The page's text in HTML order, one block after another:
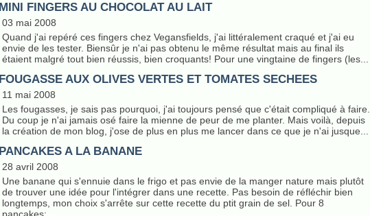
MINI FINGERS AU CHOCOLAT AU LAIT
03 mai 2008
Quand j'ai repéré ces fingers chez Vegansfields, j'ai littéralement craqué et j'ai eu
envie de les tester. Biensûr je n'ai pas obtenu le même résultat mais au final ils
étaient malgré tout bien réussis, bien croquants! Pour une vingtaine de fingers (les...
FOUGASSE AUX OLIVES VERTES ET TOMATES SECHEES
11 mai 2008
Les fougasses, je sais pas pourquoi, j'ai toujours pensé que c'était compliqué à faire.
Du coup je n'ai jamais osé faire la mienne de peur de me planter. Mais voilà, depuis
la création de mon blog, j'ose de plus en plus me lancer dans ce que je n'ai jusque...
PANCAKES A LA BANANE
28 avril 2008
Une banane qui s'ennuie dans le frigo et pas envie de la manger nature mais plutôt
de trouver une idée pour l'intégrer dans une recette. Pas besoin de réfléchir bien
longtemps, mon choix s'arrête sur cette recette du ptit grain de sel. Pour 8